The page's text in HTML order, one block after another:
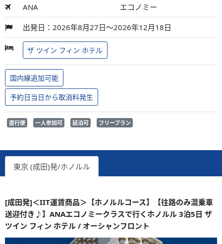
ANA エコノミー
出発日：2026年8月27日～2026年12月18日
ザ ツイン フィン ホテル
国内線追加可能
予約日当日から取消料発生
直行便 一人参加可 延泊可 フリープラン
東京 (成田)発/ホノルル
[成田発]＜IIT運賃商品＞【ホノルルコース】【往路のみ混乗車
送迎付き♪】ANAエコノミークラスで行くホノルル 3泊5日 ザ
ツイン フィン ホテル / オーシャンフロント